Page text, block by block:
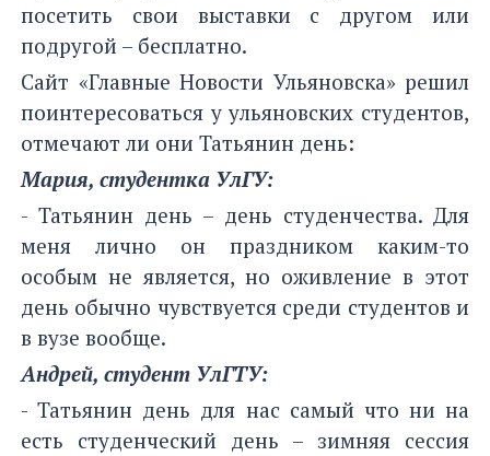
посетить свои выставки с другом или
подругой – бесплатно.
Сайт «Главные Новости Ульяновска» решил
поинтересоваться у ульяновских студентов,
отмечают ли они Татьянин день:
Мария, студентка УлГУ:
- Татьянин день – день студенчества. Для
меня лично он праздником каким-то
особым не является, но оживление в этот
день обычно чувствуется среди студентов и
в вузе вообще.
Андрей, студент УлГТУ:
- Татьянин день для нас самый что ни на
есть студенческий день – зимняя сессия